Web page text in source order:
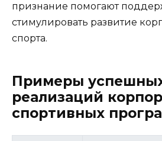
признание помогают
стимулировать развитие
спорта.
Примеры
реализаций
спортивных